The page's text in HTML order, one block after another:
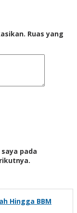
Ruas yang
pada
Hingga BBM